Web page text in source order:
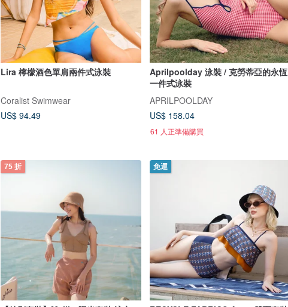
Lira 檸檬酒色單肩兩件式泳裝
Coralist Swimwear
US$ 94.49
Aprilpoolday 泳裝 / 克勞蒂亞的永恆
一件式泳裝
APRILPOOLDAY
US$ 158.04
61 人正準備購買
75 折 免運